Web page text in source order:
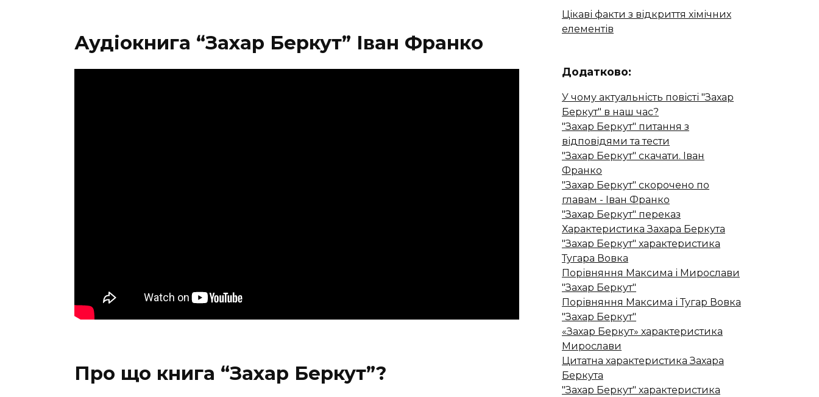
Аудіокнига “Захар Беркут” Іван Франко
Про що книга “Захар Беркут”?
Цікаві факти з відкриття хімічних
елементів
Додатково:
У чому актуальність повісті "Захар
Беркут" в наш час?
"Захар Беркут" питання з
відповідями та тести
"Захар Беркут" скачати. Іван
Франко
"Захар Беркут" скорочено по
главам - Іван Франко
"Захар Беркут" переказ
Характеристика Захара Беркута
"Захар Беркут" характеристика
Тугара Вовка
Порівняння Максима і Мирослави
"Захар Беркут"
Порівняння Максима і Тугар Вовка
"Захар Беркут"
«Захар Беркут» характеристика
Мирослави
Цитатна характеристика Захара
Беркута
"Захар Беркут" характеристика